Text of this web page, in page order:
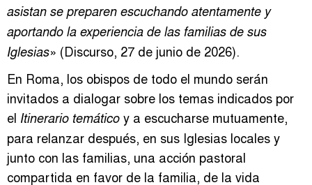
asistan se preparen escuchando atentamente y
aportando la experiencia de las familias de sus
Iglesias» (Discurso, 27 de junio de 2026).
En Roma, los obispos de todo el mundo serán
invitados a dialogar sobre los temas indicados por
el Itinerario temático y a escucharse mutuamente,
para relanzar después, en sus Iglesias locales y
junto con las familias, una acción pastoral
compartida en favor de la familia, de la vida